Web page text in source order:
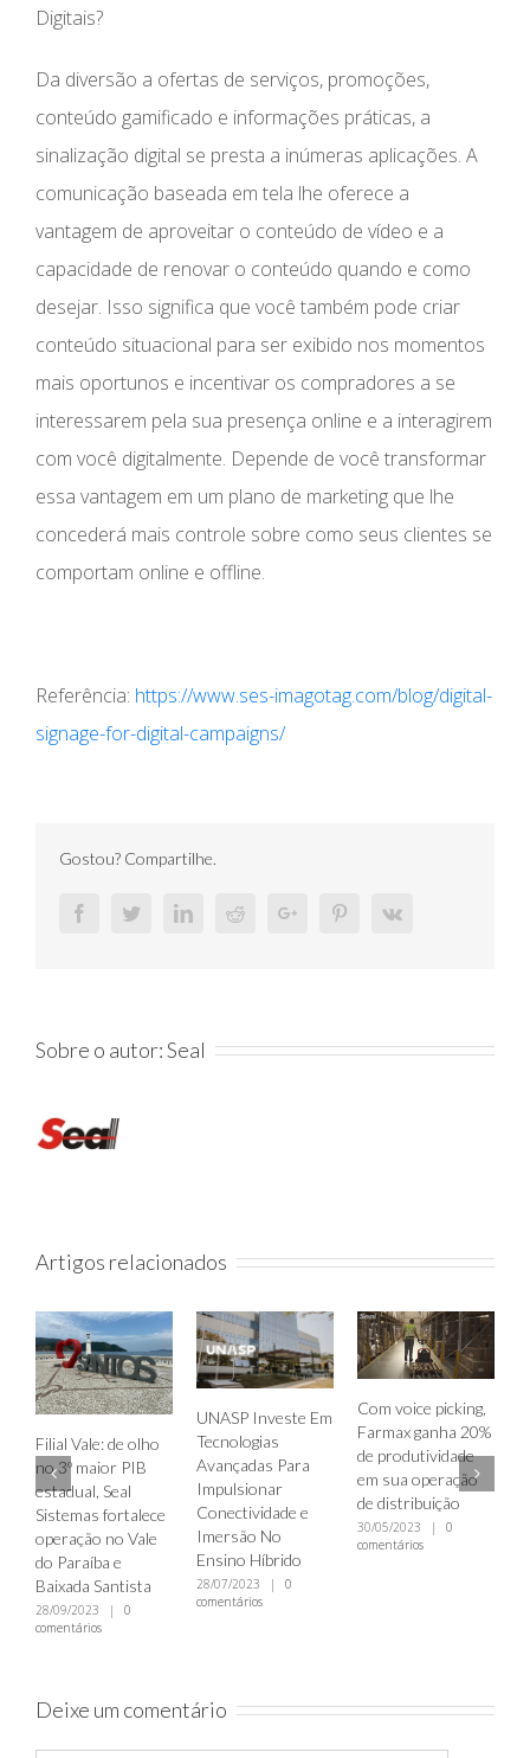
Digitais?
Da diversão a ofertas de serviços, promoções,
conteúdo gamificado e informações práticas, a
sinalização digital se presta a inúmeras aplicações. A
comunicação baseada em tela lhe oferece a
vantagem de aproveitar o conteúdo de vídeo e a
capacidade de renovar o conteúdo quando e como
desejar. Isso significa que você também pode criar
conteúdo situacional para ser exibido nos momentos
mais oportunos e incentivar os compradores a se
interessarem pela sua presença online e a interagirem
com você digitalmente. Depende de você transformar
essa vantagem em um plano de marketing que lhe
concederá mais controle sobre como seus clientes se
comportam online e offline.
Referência: https://www.ses-imagotag.com/blog/digital-
signage-for-digital-campaigns/
Gostou? Compartilhe.
FacebookTwitterLinkedinRedditGoogle+ PinterestVk
Sobre o autor:Seal
Artigos relacionados
Vale: de olho
3º maior PIB
Seal
fortalece
no Vale
Paraíba e
Santista
09/2023 | 0
UNASP Investe Em
Tecnologias
Avançadas Para
Impulsionar
Conectividade e
Imersão No
Ensino Híbrido
28/07/2023 | 0
comentários
Com voice picking,
Farmax ganha 20%
de produtividade
em sua operação
de distribuição
30/05/2023 | 0
comentários
PODE
O USO
Deixe um comentário